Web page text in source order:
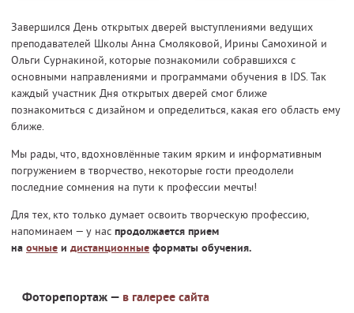
Завершился День открытых дверей выступлениями ведущих
преподавателей Школы Анна Смоляковой, Ирины Самохиной и
Ольги Сурнакиной, которые познакомили собравшихся с
основными направлениями и программами обучения в IDS. Так
каждый участник Дня открытых дверей смог ближе
познакомиться с дизайном и определиться, какая его область ему
ближе.
Мы рады, что, вдохновлённые таким ярким и информативным
погружением в творчество, некоторые гости преодолели
последние сомнения на пути к профессии мечты!
Для тех, кто только думает освоить творческую профессию,
напоминаем — у нас продолжается прием
на очные и дистанционные форматы обучения.
Фоторепортаж — в галерее сайта